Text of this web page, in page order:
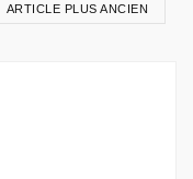
ARTICLE PLUS ANCIEN